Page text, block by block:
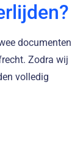
documenten
Zodra wij
volledig